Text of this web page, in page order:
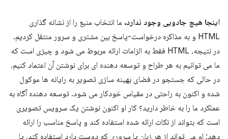
اینجا هیچ جادویی وجود ندارد. ما انتخاب منبع را از نشانه گذاری
HTML و به مذاکره درخواست-پاسخ بین مشتری و سرور منتقل کردیم.
در نتیجه، HTML فقط به الزامات ارائه مربوط می شود و چیزی است که
ما می توانیم به هر طراح و توسعه دهنده ای برای نوشتن آن اعتماد کنیم،
در حالی که جستجو در فضای بهینه سازی تصویر به رایانه ها موکول
شده و اکنون به راحتی در مقیاس خودکار می شود. توسعه دهنده آگاه به
عملکرد ما را به خاطر دارید؟ کار او اکنون نوشتن یک سرویس تصویری
است که بتواند از نکات ارائه شده استفاده کند و پاسخ مناسب را ارائه
دهد: او می تواند از هر زبان یا سروری که دوست دارد استفاده کند، یا